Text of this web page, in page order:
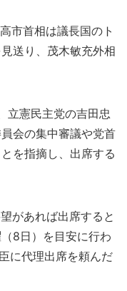
市首相は議長国のト
送り、茂木敏充外相
立憲民主党の吉田忠
会の集中審議や党首
を指摘し、出席する
があれば出席すると
8日）を目安に行わ
に代理出席を頼んだ